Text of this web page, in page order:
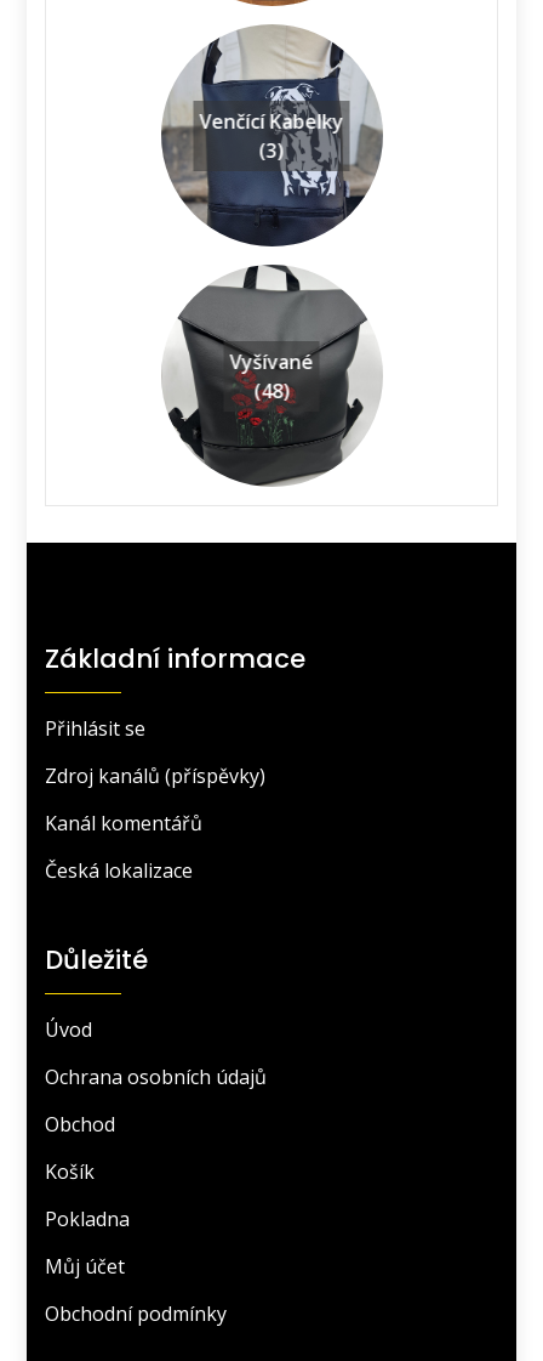
Venčící Kabelky
(3)
Vyšívané
(48)
Základní informace
Přihlásit se
Zdroj kanálů (příspěvky)
Kanál komentářů
Česká lokalizace
Důležité
Úvod
Ochrana osobních údajů
Obchod
Košík
Pokladna
Můj účet
Obchodní podmínky